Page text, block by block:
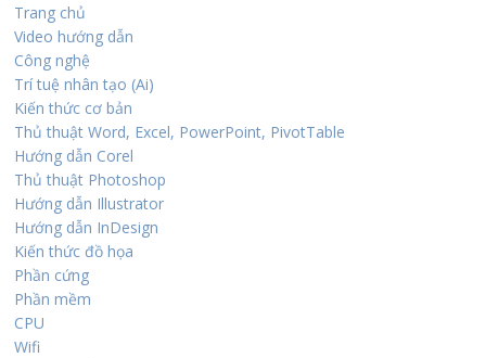
Trang chủ
Video hướng dẫn
Công nghệ
Trí tuệ nhân tạo (Ai)
Kiến thức cơ bản
Thủ thuật Word, Excel, PowerPoint, PivotTable
Hướng dẫn Corel
Thủ thuật Photoshop
Hướng dẫn Illustrator
Hướng dẫn InDesign
Kiến thức đồ họa
Phần cứng
Phần mềm
CPU
Wifi